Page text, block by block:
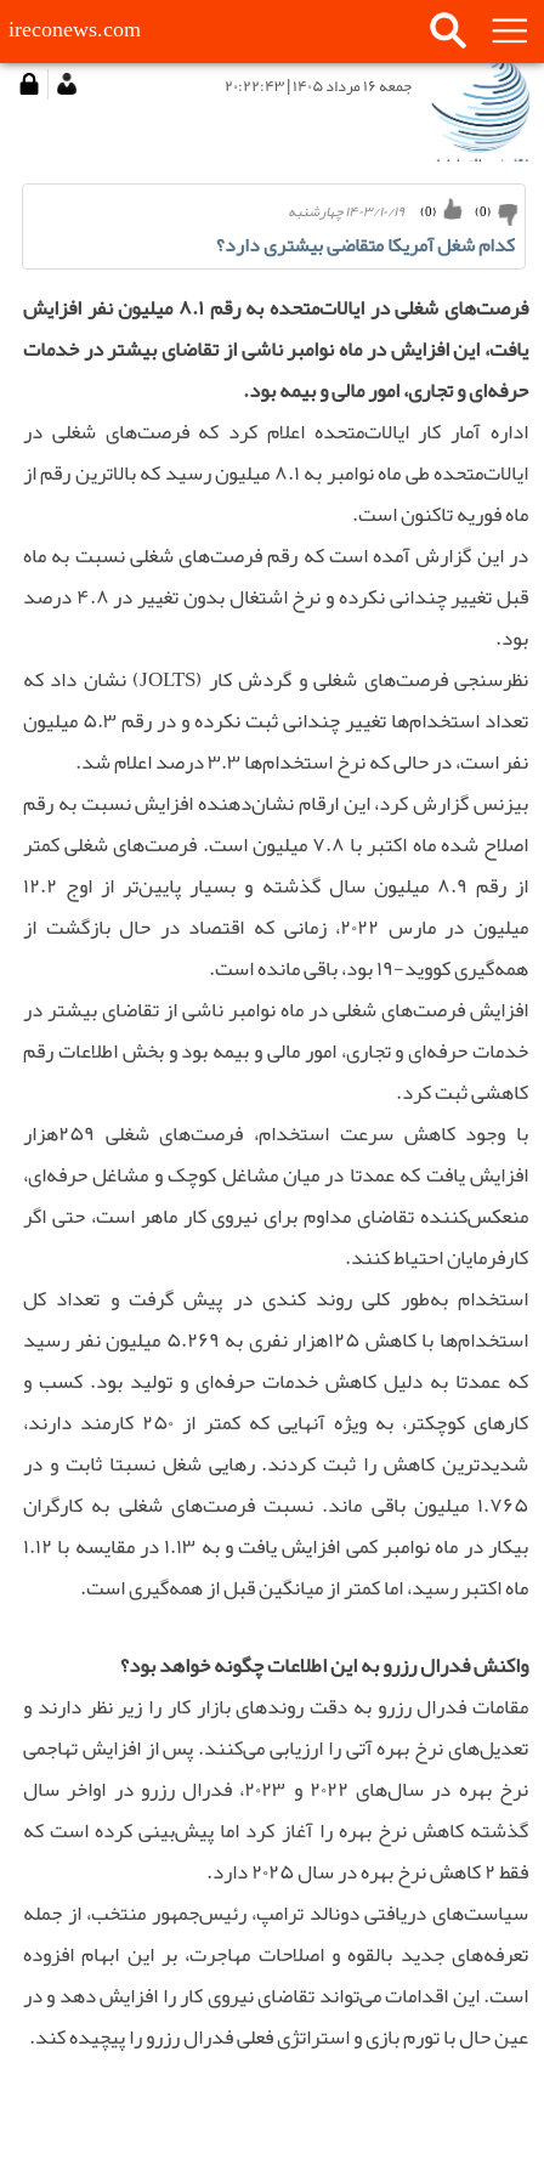
ireconews.com
جمعه ۱۶ مرداد ۱۴۰۵ | ۲۰:۲۲:۴۳
۱۴۰۳/۱۰/۱۹ چهارشنبه (
0
) (
0
)
کدام شغل آمریکا متقاضی بیشتری دارد؟
فرصت‌های شغلی در ایالات‌متحده به رقم ۸.۱ میلیون نفر افزایش
یافت، این افزایش در ماه نوامبر ناشی از تقاضای بیشتر در خدمات
حرفه‌ای و تجاری، امور مالی و بیمه بود.
اداره آمار کار ایالات‌متحده اعلام کرد که فرصت‌های شغلی در
ایالات‌متحده طی ماه نوامبر به ۸.۱ میلیون رسید که بالاترین رقم از
ماه فوریه تاکنون است.
در این گزارش آمده است که رقم فرصت‌های شغلی نسبت به ماه
قبل تغییر چندانی نکرده و نرخ اشتغال بدون تغییر در ۴.۸ درصد
بود.
نظرسنجی فرصت‌های شغلی و گردش کار (JOLTS) نشان داد که
تعداد استخدام‌ها تغییر چندانی ثبت نکرده و در رقم ۵.۳ میلیون
نفر است، در حالی که نرخ استخدام‌ها ۳.۳ درصد اعلام شد.
بیزنس گزارش کرد، این ارقام نشان‌دهنده افزایش نسبت به رقم
اصلاح شده ماه اکتبر با ۷.۸ میلیون است. فرصت‌های شغلی کمتر
از رقم ۸.۹ میلیون سال گذشته و بسیار پایین‌تر از اوج ۱۲.۲
میلیون در مارس ۲۰۲۲، زمانی که اقتصاد در حال بازگشت از
همه‌گیری کووید-۱۹ بود، باقی مانده است.
افزایش فرصت‌های شغلی در ماه نوامبر ناشی از تقاضای بیشتر در
خدمات حرفه‌ای و تجاری، امور مالی و بیمه بود و بخش اطلاعات رقم
کاهشی ثبت کرد.
با وجود کاهش سرعت استخدام، فرصت‌های شغلی ۲۵۹هزار
افزایش یافت که عمدتا در میان مشاغل کوچک و مشاغل حرفه‌ای،
منعکس‌کننده تقاضای مداوم برای نیروی کار ماهر است، حتی اگر
کارفرمایان احتیاط کنند.
استخدام به‌طور کلی روند کندی در پیش گرفت و تعداد کل
استخدام‌ها با کاهش ۱۲۵هزار نفری به ۵.۲۶۹ میلیون نفر رسید
که عمدتا به دلیل کاهش خدمات حرفه‌ای و تولید بود. کسب و
کارهای کوچکتر، به ویژه آنهایی که کمتر از ۲۵۰ کارمند دارند،
شدیدترین کاهش را ثبت کردند. رهایی شغل نسبتا ثابت و در
۱.۷۶۵ میلیون باقی ماند. نسبت فرصت‌های شغلی به کارگران
بیکار در ماه نوامبر کمی افزایش یافت و به ۱.۱۳ در مقایسه با ۱.۱۲
ماه اکتبر رسید، اما کمتر از میانگین قبل از همه‌گیری است.
واکنش فدرال رزرو به این اطلاعات چگونه خواهد بود؟
مقامات فدرال رزرو به دقت روندهای بازار کار را زیر نظر دارند و
تعدیل‌های نرخ بهره آتی را ارزیابی می‌کنند. پس از افزایش تهاجمی
نرخ بهره در سال‌های ۲۰۲۲ و ۲۰۲۳، فدرال رزرو در اواخر سال
گذشته کاهش نرخ بهره را آغاز کرد اما پیش‌بینی کرده است که
فقط ۲ کاهش نرخ بهره در سال ۲۰۲۵ دارد.
سیاست‌های دریافتی دونالد ترامپ، رئیس‌جمهور منتخب، از جمله
تعرفه‌های جدید بالقوه و اصلاحات مهاجرت، بر این ابهام افزوده
است. این اقدامات می‌تواند تقاضای نیروی کار را افزایش دهد و در
عین حال با تورم بازی و استراتژی فعلی فدرال رزرو را پیچیده کند.